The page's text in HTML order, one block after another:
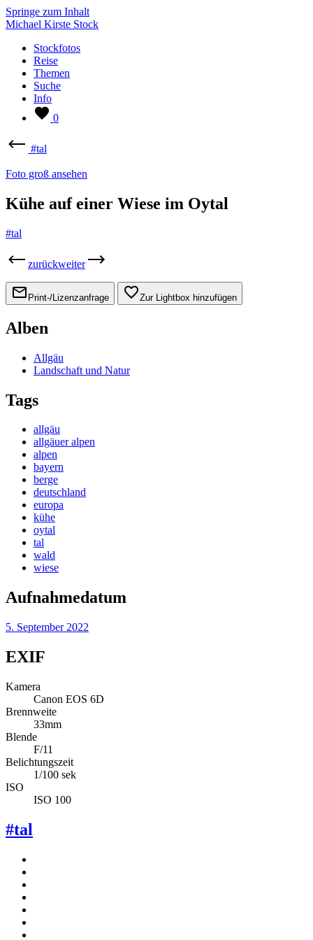
Springe zum Inhalt
Michael Kirste Stock
Stockfotos
Reise
Themen
Suche
Info
0
#tal
Foto groß ansehen
Kühe auf einer Wiese im Oytal
#tal
zurückweiter
Print-/Lizenzanfrage Zur Lightbox hinzufügen
Alben
Allgäu
Landschaft und Natur
Tags
allgäu
allgäuer alpen
alpen
bayern
berge
deutschland
europa
kühe
oytal
tal
wald
wiese
Aufnahmedatum
5. September 2022
EXIF
Kamera
Canon EOS 6D
Brennweite
33mm
Blende
F/11
Belichtungszeit
1/100 sek
ISO
ISO 100
#tal